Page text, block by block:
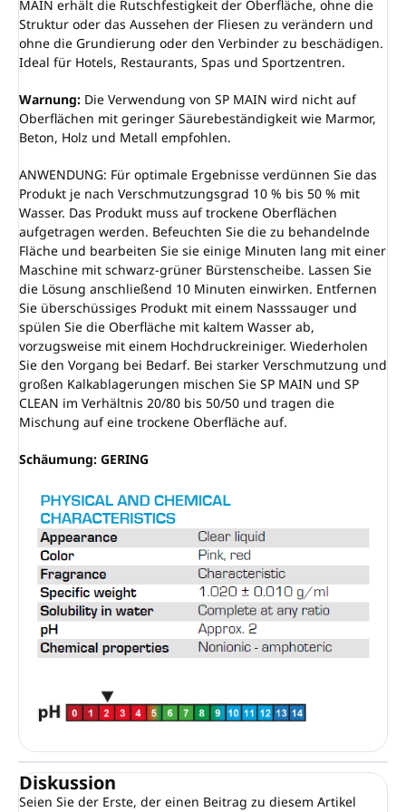
MAIN erhält die Rutschfestigkeit der Oberfläche, ohne die
Struktur oder das Aussehen der Fliesen zu verändern und
ohne die Grundierung oder den Verbinder zu beschädigen.
Ideal für Hotels, Restaurants, Spas und Sportzentren.
Warnung: Die Verwendung von SP MAIN wird nicht auf
Oberflächen mit geringer Säurebeständigkeit wie Marmor,
Beton, Holz und Metall empfohlen.
ANWENDUNG: Für optimale Ergebnisse verdünnen Sie das
Produkt je nach Verschmutzungsgrad 10 % bis 50 % mit
Wasser. Das Produkt muss auf trockene Oberflächen
aufgetragen werden. Befeuchten Sie die zu behandelnde
Fläche und bearbeiten Sie sie einige Minuten lang mit einer
Maschine mit schwarz-grüner Bürstenscheibe. Lassen Sie
die Lösung anschließend 10 Minuten einwirken. Entfernen
Sie überschüssiges Produkt mit einem Nasssauger und
spülen Sie die Oberfläche mit kaltem Wasser ab,
vorzugsweise mit einem Hochdruckreiniger. Wiederholen
Sie den Vorgang bei Bedarf. Bei starker Verschmutzung und
großen Kalkablagerungen mischen Sie SP MAIN und SP
CLEAN im Verhältnis 20/80 bis 50/50 und tragen die
Mischung auf eine trockene Oberfläche auf.
Schäumung: GERING
Diskussion
Seien Sie der Erste, der einen Beitrag zu diesem Artikel